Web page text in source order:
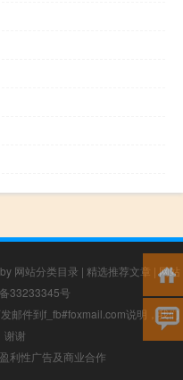
网站分类目录 | 精选推荐文章 |网站
33233345号
邮件到f_fb#foxmail.com说明，我们
谢谢
利性广告及商业合作